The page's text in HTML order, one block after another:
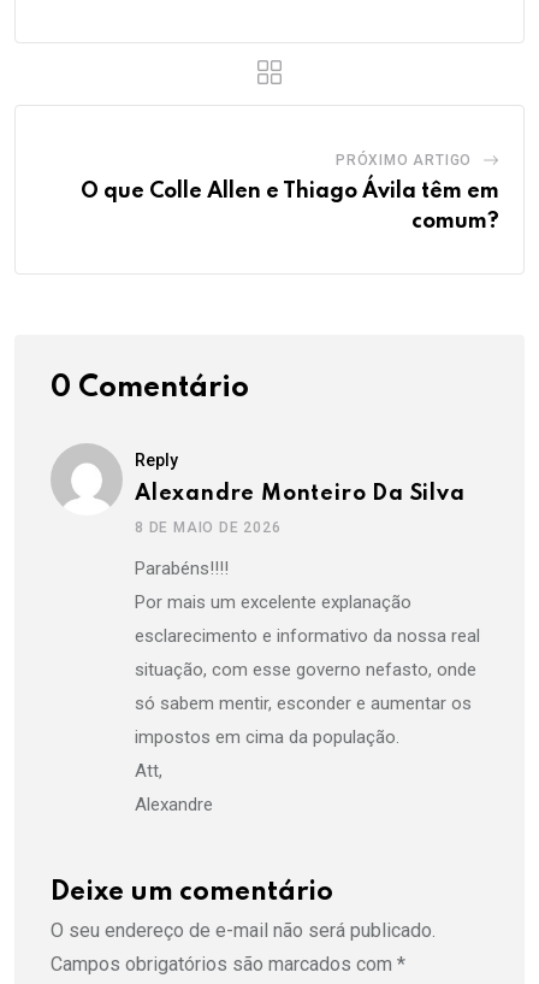
PRÓXIMO ARTIGO
O que Colle Allen e Thiago Ávila têm em
comum?
0 Comentário
Reply
Alexandre Monteiro Da Silva
8 DE MAIO DE 2026
Parabéns!!!!
Por mais um excelente explanação
esclarecimento e informativo da nossa real
situação, com esse governo nefasto, onde
só sabem mentir, esconder e aumentar os
impostos em cima da população.
Att,
Alexandre
Deixe um comentário
O seu endereço de e-mail não será publicado.
Campos obrigatórios são marcados com *